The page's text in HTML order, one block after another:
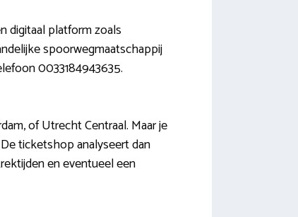
digitaal platform zoals
spoorwegmaatschappij
0033184943635.
of Utrecht Centraal. Maar je
ticketshop analyseert dan
en eventueel een